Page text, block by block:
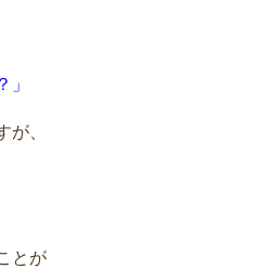
」
が、
とが